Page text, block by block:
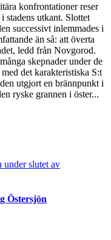
konfrontationer reser
stadens utkant. Slottet
successivt inlemmades i
än så: att överta
ledd från Novgorod.
skepnader under de
det karakteristiska S:t
utgjort en brännpunkt i
ryske grannen i öster...
Östersjön